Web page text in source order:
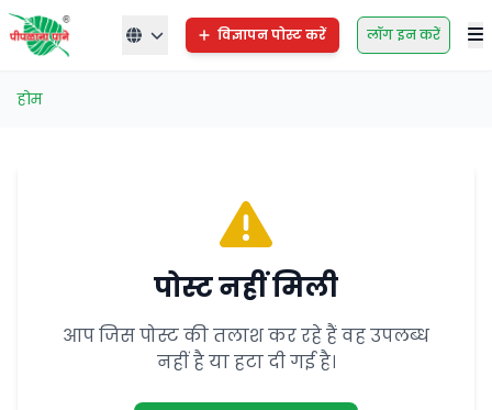
विज्ञापन पोस्ट करें लॉग इन करें
होम
पोस्ट नहीं मिली
आप जिस पोस्ट की तलाश कर रहे हैं वह उपलब्ध
नहीं है या हटा दी गई है।